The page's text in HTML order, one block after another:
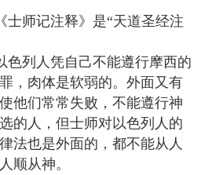
士师记注释》是“天道圣经注
色列人凭自己不能遵行摩西的
，肉体是软弱的。外面又有
他们常常失败，不能遵行神
的人，但士师对以色列人的
法也是外面的，都不能从人
顺从神。